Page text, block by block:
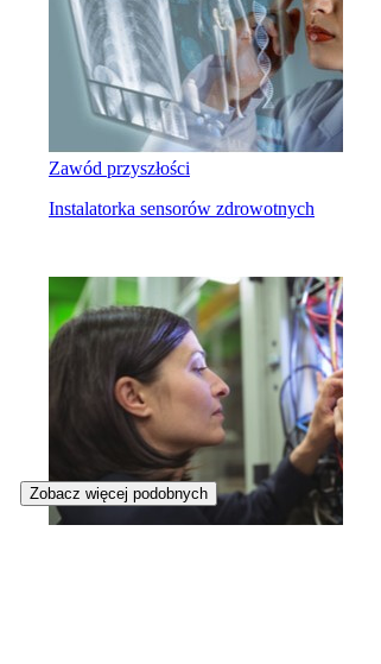
Zawód przyszłości
Instalatorka sensorów zdrowotnych
Zobacz więcej podobnych